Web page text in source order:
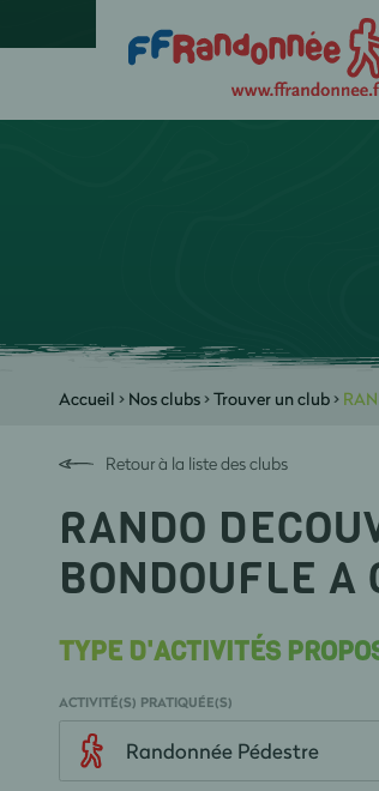
Accueil > Nos clubs>Trouver un club>
Retour à la liste des clubs
RANDO
BONDOUFLE A
TYPE D'ACTIVITÉS
ACTIVITÉ(S) PRATIQUÉE(S)
Randonnée Pédestre